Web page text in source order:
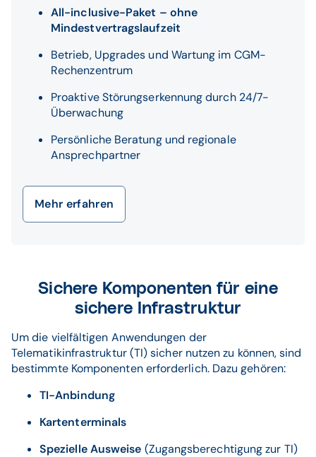
Gesundheitsämter.
CGM bindet Ihre Einrichtung an die TI an.
All-inclusive-Paket – ohne
Mindestvertragslaufzeit
Betrieb, Upgrades und Wartung im CGM-
Rechenzentrum
Proaktive Störungserkennung durch 24/7-
Überwachung
Persönliche Beratung und regionale
Ansprechpartner
Mehr erfahren
Sichere Komponenten für eine
sichere Infrastruktur
Um die vielfältigen Anwendungen der
Telematikinfrastruktur (TI) sicher nutzen zu können, sind
bestimmte Komponenten erforderlich. Dazu gehören:
TI-Anbindung
Kartenterminals
Spezielle Ausweise (Zugangsberechtigung zur TI)